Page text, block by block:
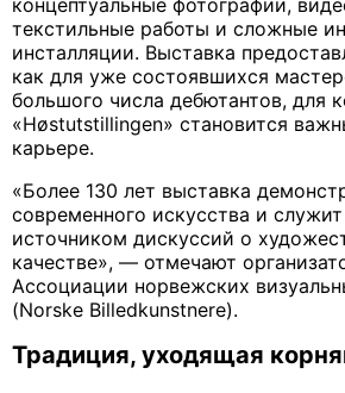
текстильные работы и сложные
инсталляции. Выставка
как для уже состоявшихся
большого числа дебютантов, для
«Høstutstillingen» становится
карьере.
«Более 130 лет выставка
современного искусства и
источником дискуссий о
качестве», — отмечают
Ассоциации норвежских
(Norske Billedkunstnere).
Традиция, уходящая